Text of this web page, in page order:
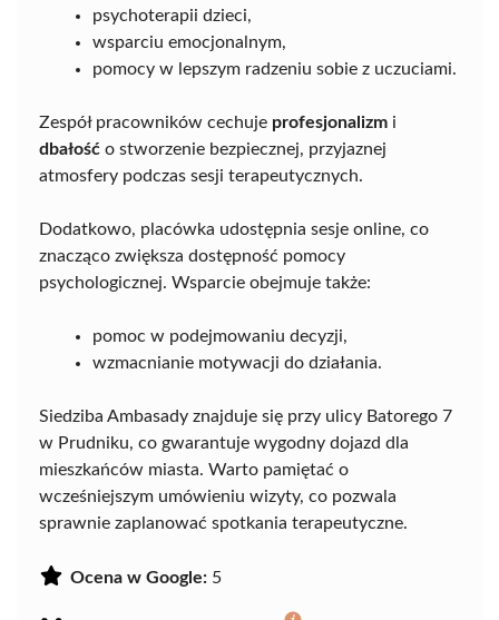
psychoterapii dzieci,
wsparciu emocjonalnym,
pomocy w lepszym radzeniu sobie z uczuciami.
Zespół pracowników cechuje profesjonalizm i
dbałość o stworzenie bezpiecznej, przyjaznej
atmosfery podczas sesji terapeutycznych.
Dodatkowo, placówka udostępnia sesje online, co
znacząco zwiększa dostępność pomocy
psychologicznej. Wsparcie obejmuje także:
pomoc w podejmowaniu decyzji,
wzmacnianie motywacji do działania.
Siedziba Ambasady znajduje się przy ulicy Batorego 7
w Prudniku, co gwarantuje wygodny dojazd dla
mieszkańców miasta. Warto pamiętać o
wcześniejszym umówieniu wizyty, co pozwala
sprawnie zaplanować spotkania terapeutyczne.
Ocena w Google: 5